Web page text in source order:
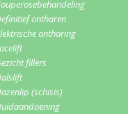
ontharen
ontharing
fillers
(schisis)